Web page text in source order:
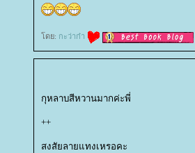
ดย: กะว่าก๋า
กุหลาบสีหวานมากค่ะพี่
++
สงสัยลายแทงเหรอคะ